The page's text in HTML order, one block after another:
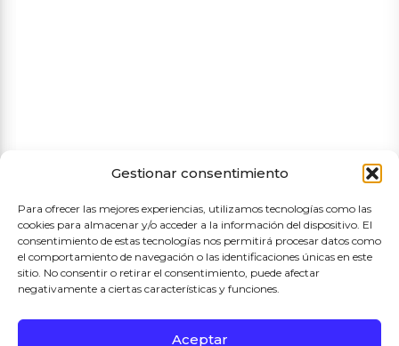
Gestionar consentimiento
Para ofrecer las mejores experiencias, utilizamos tecnologías como las
cookies para almacenar y/o acceder a la información del dispositivo. El
consentimiento de estas tecnologías nos permitirá procesar datos como
el comportamiento de navegación o las identificaciones únicas en este
sitio. No consentir o retirar el consentimiento, puede afectar
negativamente a ciertas características y funciones.
Aceptar
Proyecto Subvencionado por el Ayuntamiento de Madrid